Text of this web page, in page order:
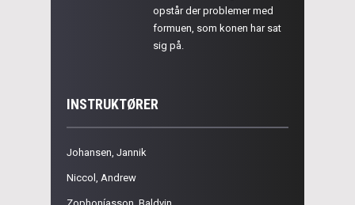
opstår der problemer med
formuen, som konen har sat
sig på.
INSTRUKTØRER
Johansen, Jannik
Niccol, Andrew